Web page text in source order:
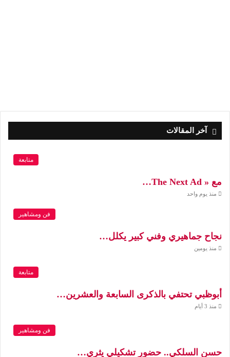
آخر المقالات
متابعة
مع « The Next Ad…
منذ يوم واحد
فن ومشاهير
نجاح جماهيري وفني كبير يكلل…
منذ يومين
متابعة
أبوظبي تحتفي بالذكرى السابعة والعشرين…
منذ 3 أيام
فن ومشاهير
حسن السلكي.. حضور تشكيلي يثري…